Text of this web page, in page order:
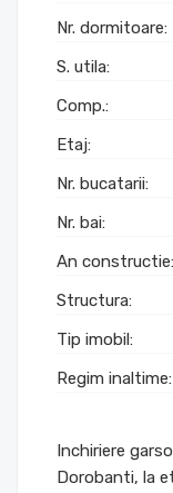
Nr. dormitoare:
S. utila:
Comp.:
Etaj:
Nr. bucatarii:
Nr. bai:
An constructie:
Structura:
Tip imobil:
Regim inaltime:
Inchiriere
Dorobanti, la